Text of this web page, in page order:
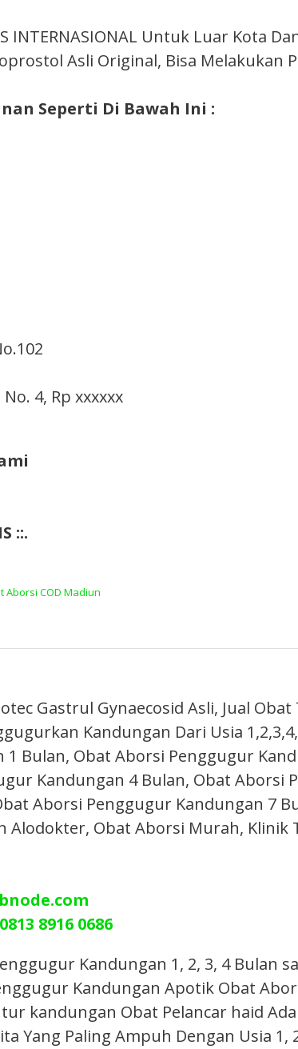
INTERNASIONAL Untuk Luar Kota
Asli Original, Bisa Melakukan
Seperti Di Bawah Ini :
4, Rp xxxxxx
::.
Aborsi COD Madiun
Gastrul Gynaecosid Asli, Jual
Kandungan Dari Usia
Bulan, Obat Aborsi Penggugur
Kandungan 4 Bulan, Obat Aborsi
Aborsi Penggugur Kandungan 7
Alodokter, Obat Aborsi Murah, Klinik
0813 8916 0686
Kandungan 1, 2, 3, 4 Bulan
Kandungan Apotik Obat
kandungan Obat Pelancar haid
Yang Paling Ampuh Dengan Usia 1,